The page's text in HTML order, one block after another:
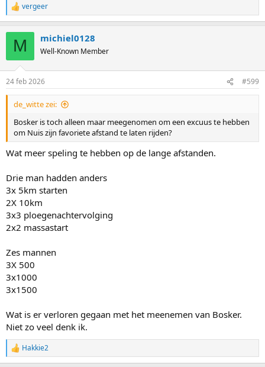
R
e
s
:
vergeer
M michiel0128
Well-Known Member
24 feb 2026 #599
de_witte zei:
Bosker is toch alleen maar meegenomen om een excuus te hebben
om Nuis zijn favoriete afstand te laten rijden?
Wat meer speling te hebben op de lange afstanden.
Drie man hadden anders
3x 5km starten
2X 10km
3x3 ploegenachtervolging
2x2 massastart
Zes mannen
3X 500
3x1000
3x1500
Wat is er verloren gegaan met het meenemen van Bosker.
Niet zo veel denk ik.
R
e
Hakkie2